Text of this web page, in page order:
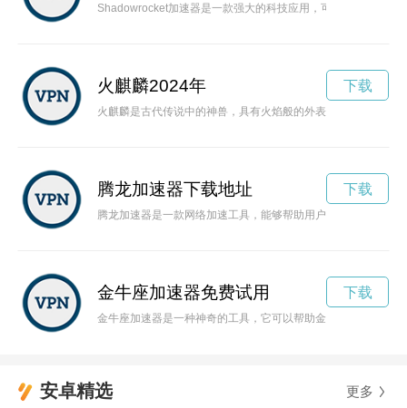
Shadowrocket加速器是一款强大的科技应用，可以让用户在网
火麒麟2024年
火麒麟是古代传说中的神兽，具有火焰般的外表和神秘的力量
下载
腾龙加速器下载地址
腾龙加速器是一款网络加速工具，能够帮助用户提升网络速度
下载
金牛座加速器免费试用
金牛座加速器是一种神奇的工具，它可以帮助金牛座星座的人
下载
安卓精选 更多